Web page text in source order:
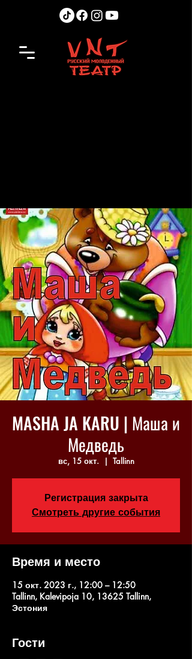
MASHA JA KARU | Маша и
Медведь
вс, 15 окт.
  |
Tallinn
Регистрация закрыта
Смотреть другие события
Время и место
15 окт. 2023 г., 12:00 – 12:50
Tallinn, Kalevipoja 10, 13625 Tallinn,
Эстония
Гости